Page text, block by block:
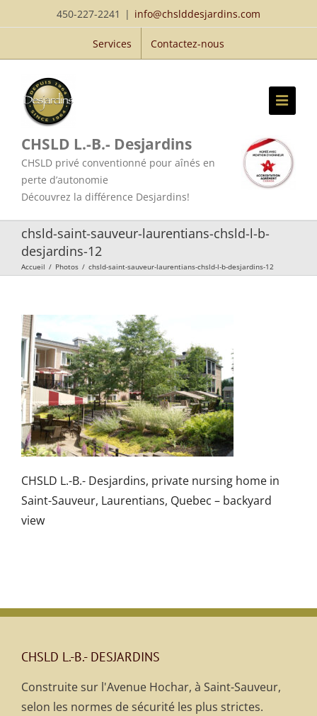
au
450-227-2241 | info@chslddesjardins.com
Services Contactez-nous
CHSLD L.-B.- Desjardins
CHSLD privé conventionné pour aînés en
perte d’autonomie
Découvrez la différence Desjardins!
chsld-saint-sauveur-laurentians-chsld-l-b-
desjardins-12
Accueil / Photos / chsld-saint-sauveur-laurentians-chsld-l-b-desjardins-12
CHSLD L.-B.- Desjardins, private nursing home in
Saint-Sauveur, Laurentians, Quebec – backyard
view
CHSLD L.-B.- DESJARDINS
Construite sur l'Avenue Hochar, à Saint-Sauveur,
selon les normes de sécurité les plus strictes.